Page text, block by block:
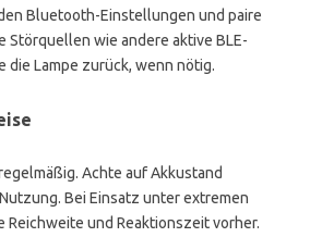
Bluetooth-Einstellungen und paire
Störquellen wie andere aktive BLE-
die Lampe zurück, wenn nötig.
Achte auf Akkustand
Bei Einsatz unter extremen
Reichweite und Reaktionszeit vorher.